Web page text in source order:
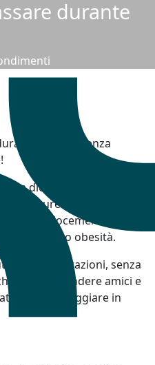
durante
le feste senza
a dieta: magari stai solo
oppure segui un piano
peso velocemente a
o obesità.
quelle tentazioni, senza
senza offendere amici e
da assaggiare in